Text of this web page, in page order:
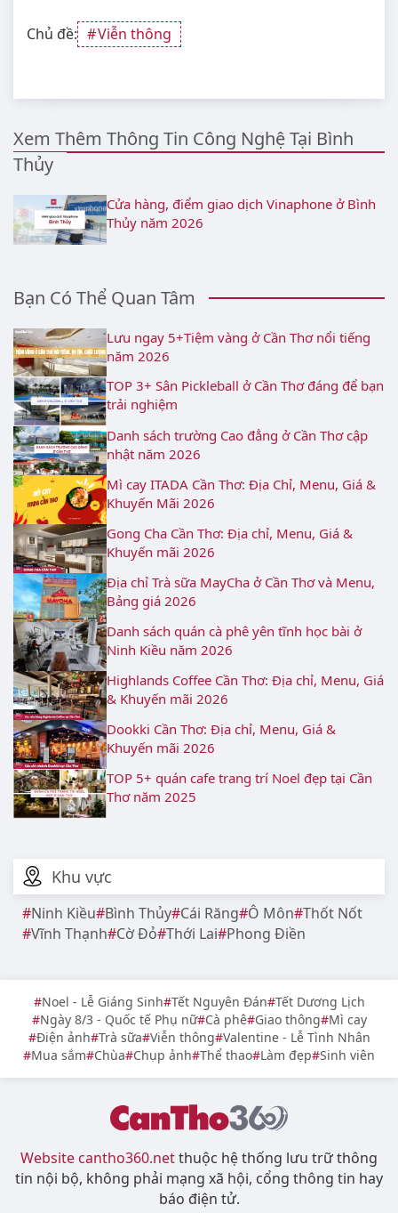
Khu vực
Ninh Kiều Bình Thủy Cái Răng Ô Môn Thốt Nốt
Vĩnh Thạnh Cờ Đỏ Thới Lai Phong Điền
Chủ đề: Viễn thông
Xem Thêm Thông Tin Công Nghệ Tại Bình
Thủy
Cửa hàng, điểm giao dịch Vinaphone ở Bình
Thủy năm 2026
Bạn Có Thể Quan Tâm
Lưu ngay 5+Tiệm vàng ở Cần Thơ nổi tiếng
năm 2026
TOP 3+ Sân Pickleball ở Cần Thơ đáng để bạn
trải nghiệm
Danh sách trường Cao đẳng ở Cần Thơ cập
nhật năm 2026
Mì cay ITADA Cần Thơ: Địa Chỉ, Menu, Giá &
Khuyến Mãi 2026
Gong Cha Cần Thơ: Địa chỉ, Menu, Giá &
Khuyến mãi 2026
Địa chỉ Trà sữa MayCha ở Cần Thơ và Menu,
Bảng giá 2026
Danh sách quán cà phê yên tĩnh học bài ở
Ninh Kiều năm 2026
Highlands Coffee Cần Thơ: Địa chỉ, Menu, Giá
& Khuyến mãi 2026
Dookki Cần Thơ: Địa chỉ, Menu, Giá &
Khuyến mãi 2026
TOP 5+ quán cafe trang trí Noel đẹp tại Cần
Thơ năm 2025
Noel - Lễ Giáng Sinh Tết Nguyên Đán Tết Dương Lịch
Ngày 8/3 - Quốc tế Phụ nữ Cà phê Giao thông Mì cay
Điện ảnh Trà sữa Viễn thông Valentine - Lễ Tình Nhân
Mua sắm Chùa Chụp ảnh Thể thao Làm đẹp Sinh viên
Website cantho360.netthuộc hệ thống lưu trữ thông
tin nội bộ, không phải mạng xã hội, cổng thông tin hay
báo điện tử.